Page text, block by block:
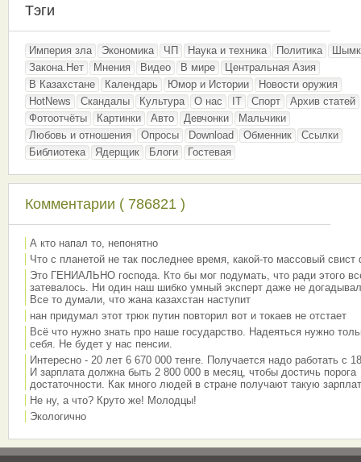
Тэги
Империя зла Экономика ЧП Наука и техника Политика
Закона.Нет
Мнения Видео В мире
Центральная Азия
В Казахстане
Календарь Юмор и Истории
Новости оружия
HotNews
Скандалы Культура О нас IT Спорт
Архив статей
Фотоотчёты
Картинки Авто Девчонки
Мальчики
Любовь и отношения
Опросы Download Обменник
Ссылки
Библиотека
Ядерщик Блоги Гостевая
Комментарии ( 786821 )
А кто напал то, непонятно
Что с планетой не так последнее время, какой-то массовый свист
Это ГЕНИАЛЬНО господа. Кто бы мог подумать, что ради этого
затевалось. Ни один наш шибко умный эксперт даже не
Все то думали, что жана казахстан наступит
нан придумал этот трюк путин повторил вот и токаев не отстает
Всё что нужно знать про наше государство. Надеяться нужно
себя. Не будет у нас пенсии.
Интересно - 20 лет 6 670 000 тенге. Получается надо работать с
И зарплата должна быть 2 800 000 в месяц, чтобы достичь порога
достаточности. Как много людей в стране получают такую
Не ну, а что? Круто же! Молодцы!
Экологично